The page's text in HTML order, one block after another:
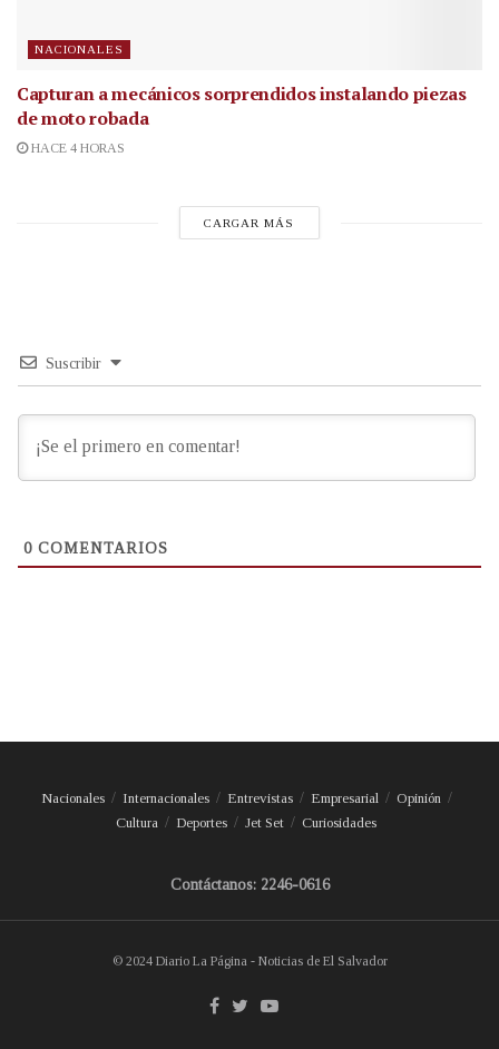
NACIONALES
Capturan a mecánicos sorprendidos instalando piezas
de moto robada
HACE 4 HORAS
CARGAR MÁS
Suscribir
0 COMENTARIOS
Nacionales Internacionales Entrevistas Empresarial
Opinión
Cultura
Deportes Jet Set Curiosidades
Contáctanos: 2246-0616
© 2024 Diario La Página - Noticias de El Salvador